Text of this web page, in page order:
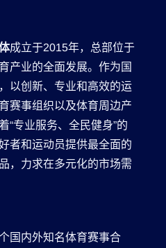
成立于2015年，总部位于
产业的全面发展。作为国
以创新、专业和高效的运
赛事组织以及体育周边产
“专业服务、全民健身”的
者和运动员提供最全面的
，力求在多元化的市场需
国内外知名体育赛事合